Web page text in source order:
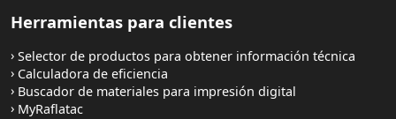
Herramientas para clientes
Selector de productos para obtener información técnica
Calculadora de eficiencia
Buscador de materiales para impresión digital
MyRaflatac